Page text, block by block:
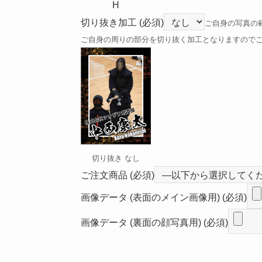
H
切り抜き加工 (必須)
ご自身の写真の
ご自身の周りの部分を切り抜く加工となりますので
切り抜き なし
ご注文商品 (必須)
画像データ (表面のメイン画像用) (必須)
画像データ (裏面の顔写真用) (必須)